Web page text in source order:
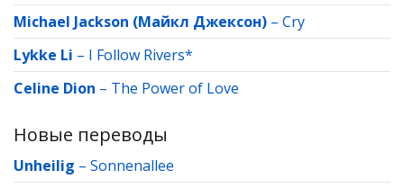
Michael Jackson (Майкл Джексон) – Cry
Lykke Li – I Follow Rivers*
Celine Dion – The Power of Love
Новые переводы
Unheilig – Sonnenallee